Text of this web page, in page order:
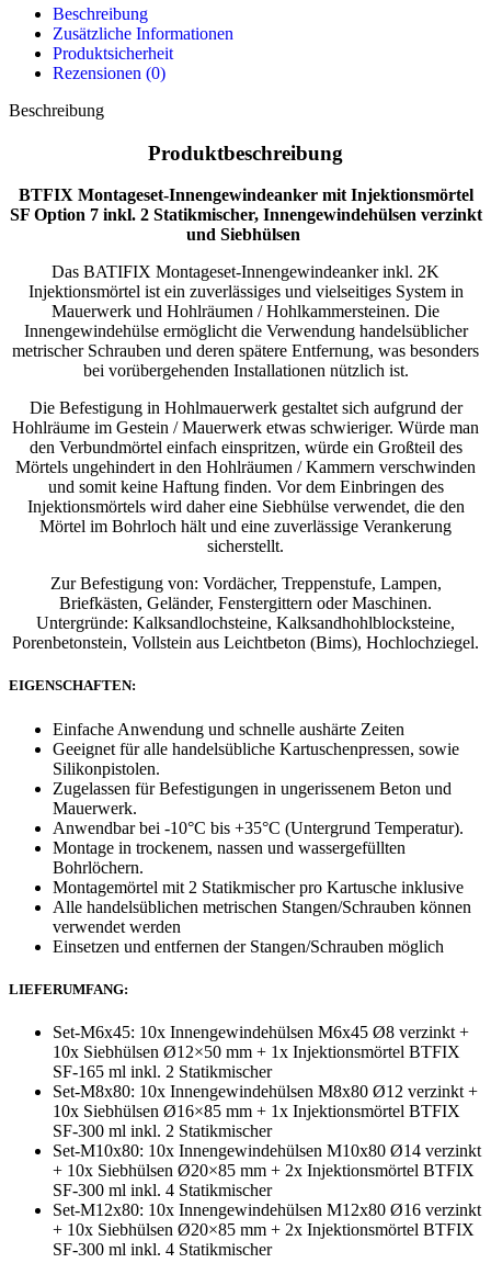
Beschreibung
Zusätzliche Informationen
Produktsicherheit
Rezensionen (0)
Beschreibung
Produktbeschreibung
BTFIX Montageset-Innengewindeanker mit Injektionsmörtel
SF Option 7 inkl. 2 Statikmischer, Innengewindehülsen verzinkt
und Siebhülsen
Das BATIFIX Montageset-Innengewindeanker inkl. 2K
Injektionsmörtel ist ein zuverlässiges und vielseitiges System in
Mauerwerk und Hohlräumen / Hohlkammersteinen. Die
Innengewindehülse ermöglicht die Verwendung handelsüblicher
metrischer Schrauben und deren spätere Entfernung, was besonders
bei vorübergehenden Installationen nützlich ist.
Die Befestigung in Hohlmauerwerk gestaltet sich aufgrund der
Hohlräume im Gestein / Mauerwerk etwas schwieriger. Würde man
den Verbundmörtel einfach einspritzen, würde ein Großteil des
Mörtels ungehindert in den Hohlräumen / Kammern verschwinden
und somit keine Haftung finden. Vor dem Einbringen des
Injektionsmörtels wird daher eine Siebhülse verwendet, die den
Mörtel im Bohrloch hält und eine zuverlässige Verankerung
sicherstellt.
Zur Befestigung von: Vordächer, Treppenstufe, Lampen,
Briefkästen, Geländer, Fenstergittern oder Maschinen.
Untergründe: Kalksandlochsteine, Kalksandhohlblocksteine,
Porenbetonstein, Vollstein aus Leichtbeton (Bims), Hochlochziegel.
EIGENSCHAFTEN:
Einfache Anwendung und schnelle aushärte Zeiten
Geeignet für alle handelsübliche Kartuschenpressen, sowie
Silikonpistolen.
Zugelassen für Befestigungen in ungerissenem Beton und
Mauerwerk.
Anwendbar bei -10°C bis +35°C (Untergrund Temperatur).
Montage in trockenem, nassen und wassergefüllten
Bohrlöchern.
Montagemörtel mit 2 Statikmischer pro Kartusche inklusive
Alle handelsüblichen metrischen Stangen/Schrauben können
verwendet werden
Einsetzen und entfernen der Stangen/Schrauben möglich
LIEFERUMFANG:
Set-M6x45: 10x Innengewindehülsen M6x45 Ø8 verzinkt +
10x Siebhülsen Ø12×50 mm + 1x Injektionsmörtel BTFIX
SF-165 ml inkl. 2 Statikmischer
Set-M8x80: 10x Innengewindehülsen M8x80 Ø12 verzinkt +
10x Siebhülsen Ø16×85 mm + 1x Injektionsmörtel BTFIX
SF-300 ml inkl. 2 Statikmischer
Set-M10x80: 10x Innengewindehülsen M10x80 Ø14 verzinkt
+ 10x Siebhülsen Ø20×85 mm + 2x Injektionsmörtel BTFIX
SF-300 ml inkl. 4 Statikmischer
Set-M12x80: 10x Innengewindehülsen M12x80 Ø16 verzinkt
+ 10x Siebhülsen Ø20×85 mm + 2x Injektionsmörtel BTFIX
SF-300 ml inkl. 4 Statikmischer